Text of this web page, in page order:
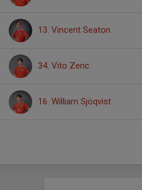
13. Vincent Seaton
34. Vito Zeric
16. William Sjöqvist